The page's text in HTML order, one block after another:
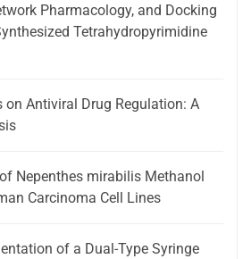
Pharmacology, and Docking
Tetrahydropyrimidine
on Antiviral Drug Regulation: A
Nepenthes mirabilis Methanol
Carcinoma Cell Lines
of a Dual-Type Syringe